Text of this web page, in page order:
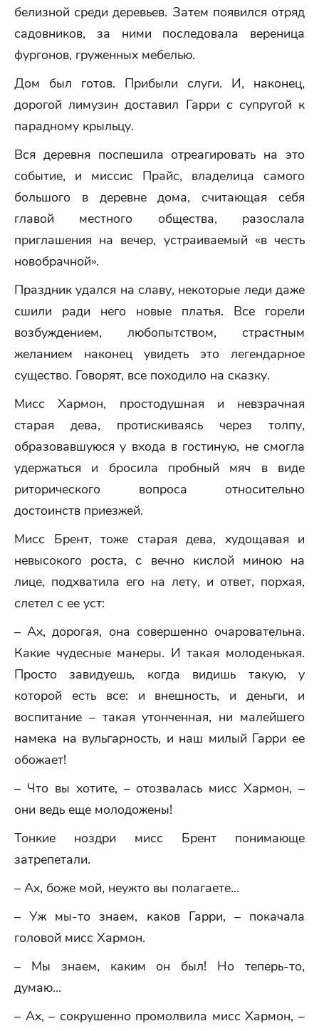
белизной среди деревьев. Затем появился отряд
садовников, за ними последовала вереница
фургонов, груженных мебелью.
Дом был готов. Прибыли слуги. И, наконец,
дорогой лимузин доставил Гарри с супругой к
парадному крыльцу.
Вся деревня поспешила отреагировать на это
событие, и миссис Прайс, владелица самого
большого в деревне дома, считающая себя
главой местного общества, разослала
приглашения на вечер, устраиваемый «в честь
новобрачной».
Праздник удался на славу, некоторые леди даже
сшили ради него новые платья. Все горели
возбуждением, любопытством, страстным
желанием наконец увидеть это легендарное
существо. Говорят, все походило на сказку.
Мисс Хармон, простодушная и невзрачная
старая дева, протискиваясь через толпу,
образовавшуюся у входа в гостиную, не смогла
удержаться и бросила пробный мяч в виде
риторического вопроса относительно
достоинств приезжей.
Мисс Брент, тоже старая дева, худощавая и
невысокого роста, с вечно кислой миною на
лице, подхватила его на лету, и ответ, порхая,
слетел с ее уст:
– Ах, дорогая, она совершенно очаровательна.
Какие чудесные манеры. И такая молоденькая.
Просто завидуешь, когда видишь такую, у
которой есть все: и внешность, и деньги, и
воспитание – такая утонченная, ни малейшего
намека на вульгарность, и наш милый Гарри ее
обожает!
– Что вы хотите, – отозвалась мисс Хармон, –
они ведь еще молодожены!
Тонкие ноздри мисс Брент понимающе
затрепетали.
– Ах, боже мой, неужто вы полагаете...
– Уж мы-то знаем, каков Гарри, – покачала
головой мисс Хармон.
– Мы знаем, каким он был! Но теперь-то,
думаю...
– Ах, – сокрушенно промолвила мисс Хармон, –